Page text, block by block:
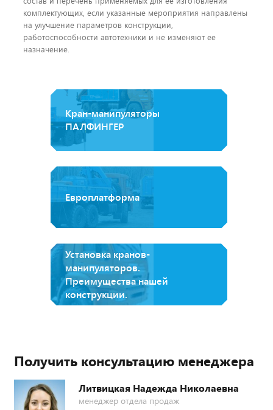
комплектующих, если указанные мероприятия направлены
на улучшение параметров конструкции,
работоспособности автотехники и не изменяют ее
назначение.
Кран-манипуляторы
ПАЛФИНГЕР
Европлатформа
Установка кранов-
манипуляторов.
Преимущества нашей
конструкции.
Получить консультацию менеджера
Литвицкая Надежда Николаевна
менеджер отдела продаж